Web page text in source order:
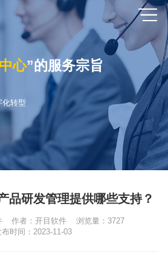
心”的服务宗旨
化转型
品研发管理提供哪些支持？
作者：开目软件 浏览量： 3727
布时间： 2023-11-03